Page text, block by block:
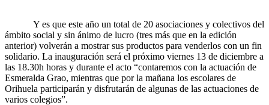
Y es que este año un total de 20 asociaciones y colectivos del
ámbito social y sin ánimo de lucro (tres más que en la edición
anterior) volverán a mostrar sus productos para venderlos con un fin
solidario. La inauguración será el próximo viernes 13 de diciembre a
las 18.30h horas y durante el acto “contaremos con la actuación de
Esmeralda Grao, mientras que por la mañana los escolares de
Orihuela participarán y disfrutarán de algunas de las actuaciones de
varios colegios”.